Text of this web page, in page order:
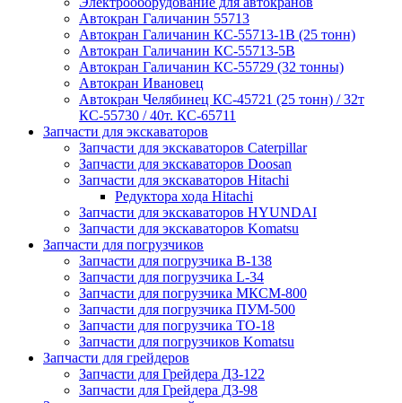
Автокран Галичанин 55713
Автокран Галичанин КС-55713-1В (25 тонн)
Автокран Галичанин КС-55713-5В
Автокран Галичанин КС-55729 (32 тонны)
Автокран Ивановец
Автокран Челябинец КС-45721 (25 тонн) / 32т
КС-55730 / 40т. КС-65711
Запчасти для экскаваторов
Запчасти для экскаваторов Caterpillar
Запчасти для экскаваторов Doosan
Запчасти для экскаваторов Hitachi
Редуктора хода Hitachi
Запчасти для экскаваторов HYUNDAI
Запчасти для экскаваторов Komatsu
Запчасти для погрузчиков
Запчасти для погрузчика B-138
Запчасти для погрузчика L-34
Запчасти для погрузчика МКСМ-800
Запчасти для погрузчика ПУМ-500
Запчасти для погрузчика ТО-18
Запчасти для погрузчиков Komatsu
Запчасти для грейдеров
Запчасти для Грейдера ДЗ-122
Запчасти для Грейдера ДЗ-98